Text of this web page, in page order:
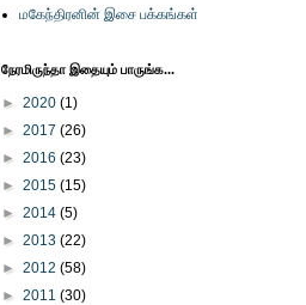
மகேந்திரனின் இசை பக்கங்கள்
நேரமிருந்தா இதையும் பாருங்க...
► 2020 (1)
► 2017 (26)
► 2016 (23)
► 2015 (15)
► 2014 (5)
► 2013 (22)
► 2012 (58)
► 2011 (30)